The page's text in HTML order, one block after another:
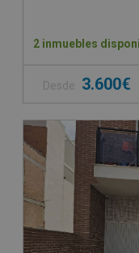
2 inmuebles
Desde 3.600€